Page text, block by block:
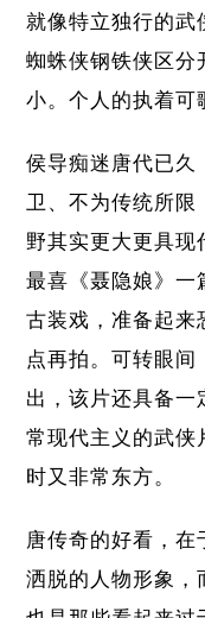
就像特立独行的武
蜘蛛侠钢铁侠区分
小。个人的执着可
侯导痴迷唐代已久
卫、不为传统所限
野其实更大更具现
最喜《聂隐娘》一
古装戏，准备起来
点再拍。可转眼
出，该片还具备一
常现代主义的武侠
时又非常东方。
唐传奇的好看，在
洒脱的人物形象，